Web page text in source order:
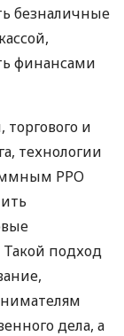
безналичные
финансами
и
технологии
РРО
подход
дела, а